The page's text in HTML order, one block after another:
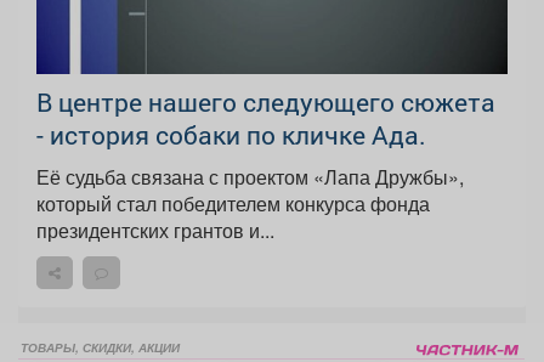
В центре нашего следующего сюжета
- история собаки по кличке Ада.
Её судьба связана с проектом «Лапа Дружбы»,
который стал победителем конкурса фонда
президентских грантов и...
ТОВАРЫ, СКИДКИ, АКЦИИ